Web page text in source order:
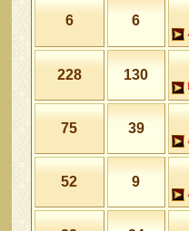
6
6
130
228
39
75
9
52